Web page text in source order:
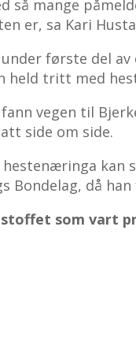
så mange
er, sa Kari
første del
held tritt med
vegen til
side om side.
kan
Bondelag, då
som vart